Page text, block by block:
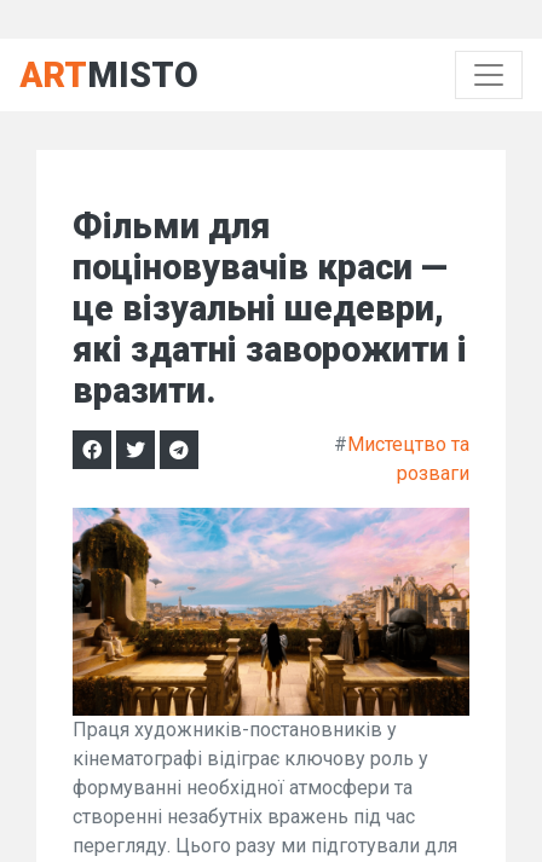
ARTMISTO
Фільми для
поціновувачів краси —
це візуальні шедеври,
які здатні заворожити і
вразити.
#Мистецтво та
розваги
Праця художників-постановників у
кінематографі відіграє ключову роль у
формуванні необхідної атмосфери та
створенні незабутніх вражень під час
перегляду. Цього разу ми підготували для